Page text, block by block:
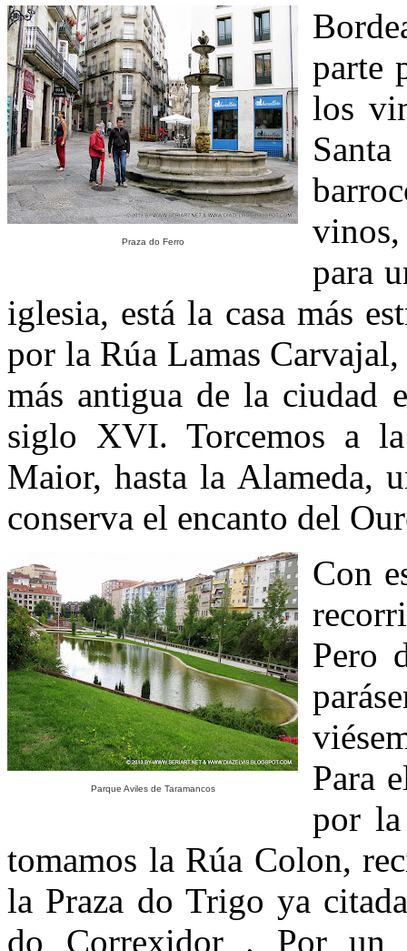
Praza do Ferro
parte
los
para
iglesia, está la casa más
por la Rúa Lamas
más antigua de la ciudad
siglo XVI. Torcemos a
Maior, hasta la Alameda,
conserva el encanto del
Parque Aviles de Taramancos
Con
Pero
Para
por la
tomamos la Rúa Colon,
la Praza do Trigo ya
do Correxidor . Por un